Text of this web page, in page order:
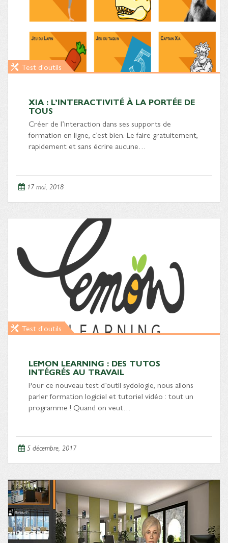
Test d'outils
XIA : L’INTERACTIVITÉ À LA PORTÉE DE
TOUS
Créer de l’interaction dans ses supports de
formation en ligne, c’est bien. Le faire gratuitement,
rapidement et sans écrire aucune…
17 mai, 2018
Test d'outils
LEMON LEARNING : DES TUTOS
INTÉGRÉS AU TRAVAIL
Pour ce nouveau test d’outil sydologie, nous allons
parler formation logiciel et tutoriel vidéo : tout un
programme ! Quand on veut…
5 décembre, 2017